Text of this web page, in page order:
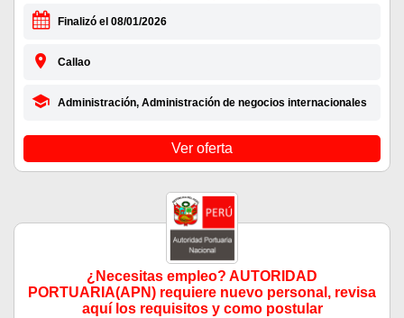
Finalizó el 08/01/2026
Callao
Administración, Administración de negocios internacionales
Ver oferta
¿Necesitas empleo? AUTORIDAD
PORTUARIA(APN) requiere nuevo personal, revisa
aquí los requisitos y como postular